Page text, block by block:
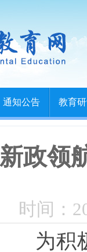
通知公告 教育
新政领
时间：
为积